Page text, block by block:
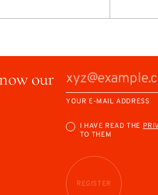
our
YOUR E-MAIL ADDRESS
I HAVE READ THE
TO THEM
REGISTER